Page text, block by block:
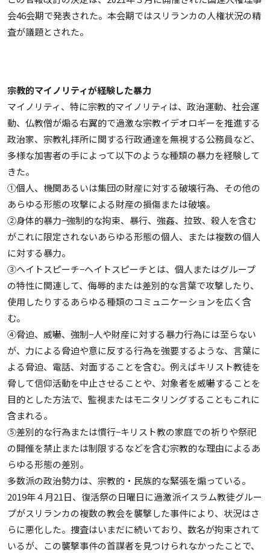
会46会期で発表された。本会期ではスリランカの人権状況の精
査が議題とされた。
宗教的マイノリティが経験した暴力
マイノリティ、特に宗教的マイノリティは、政治運動、社会運
動、仏教僧が煽る右翼的で過激な宗教イデオロギーを推進する
政治家、宗教礼拝所に関する行政通達を無視する公務員など、
多様な加害者の手によって以下のような種類の暴力を経験して
きた。
①個人、機関あるいは集団の財産に対する破壊行為、その他の
あらゆる形態の攻撃による財産の損傷または破壊。
②身体的暴力−強制的な拘束、暴行、強姦、拉致、殺人を含む
がこれに限定されないあらゆる形態の個人、または複数の個人
に対する暴力。
③ヘイトスピーチ−ヘイトスピーチとは、個人またはグループ
の特性に関連して、侮辱的または差別的な言葉で攻撃したり、
使用したりするあらゆる種類のコミュニケーションを広く含
む。
④脅迫、威嚇、強制−人や財産に対する暴力行為には至らない
が、力による脅迫や意に反する行為を強要するような、言葉に
よる脅迫、電話、対面することを含む。例えばキリスト教徒を
脅して信仰活動を中止させることや、対象者を威嚇することを
目的とした方法で、監視またはモニタリングすることもこれに
含まれる。
⑤差別的な行為または慣行−キリスト教の家庭での祈りや祭祀
の開催を禁止または制限するなどを含む宗教的な理由によるあ
らゆる形態の差別。
多数派の政治勢力は、宗教的・民族的な緊張を煽っている。
2019年４月21日、復活祭の日曜日に過激派イスラム教徒グルー
プがスリランカの複数の教会を襲撃した事件により、状況はさ
らに悪化した。捜査はいまだに続いており、数名が拘束されて
いるが、この襲撃事件の首謀者を見つけられなかったことで、